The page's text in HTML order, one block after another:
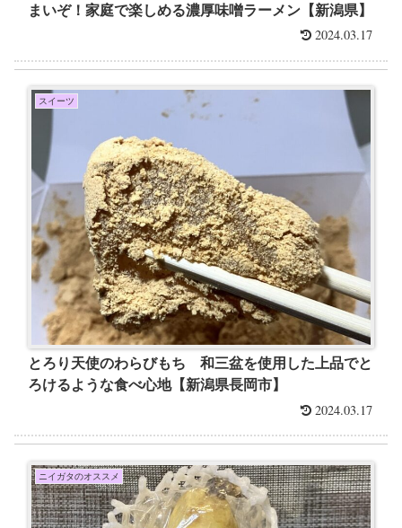
まいぞ！家庭で楽しめる濃厚味噌ラーメン【新潟県】
2024.03.17
スイーツ
とろり天使のわらびもち 和三盆を使用した上品でと
ろけるような食べ心地【新潟県長岡市】
2024.03.17
ニイガタのオススメ